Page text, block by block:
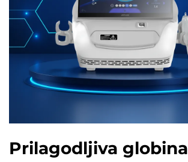
Prilagodljiva globina